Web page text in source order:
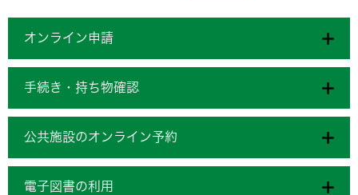
オンライン申請
手続き・持ち物確認
公共施設のオンライン予約
電子図書の利用